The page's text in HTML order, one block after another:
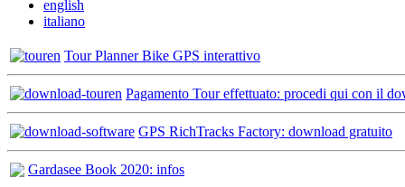
english
italiano
Tour Planner Bike GPS interattivo
Pagamento Tour effettuato: procedi qui con il
GPS RichTracks Factory: download gratuito
Gardasee Book 2020: infos